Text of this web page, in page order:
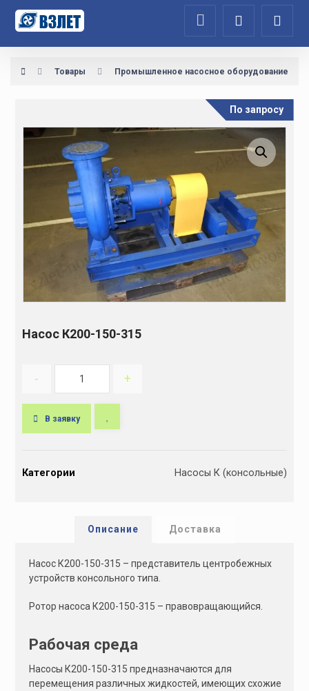
Товары Промышленное насосное оборудование
Увеличить изображение
Насос К200-150-315
По запросу
- +
В заявку
tКатегории Насосы К (консольные)
Описание Доставка
Насос К200-150-315 – представитель центробежных
устройств консольного типа.
Ротор насоса К200-150-315 – правовращающийся.
Рабочая среда
Насосы К200-150-315 предназначаются для
перемещения различных жидкостей, имеющих схожие